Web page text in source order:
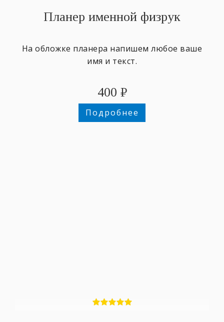
Планер именной физрук
На обложке планера напишем любое ваше
имя и текст.
400 ₽
Подробнее